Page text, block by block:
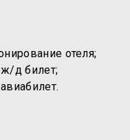
отеля;
д билет;